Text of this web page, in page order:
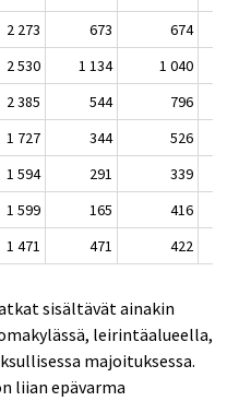
2 273 673 674
2 530 1 134 1 040
2 385 544 796
1 727 344 526
1 594 291 339
1 599 165 416
1 471 471 422
sisältävät ainakin
leirintäalueella,
majoituksessa.
liian epävarma